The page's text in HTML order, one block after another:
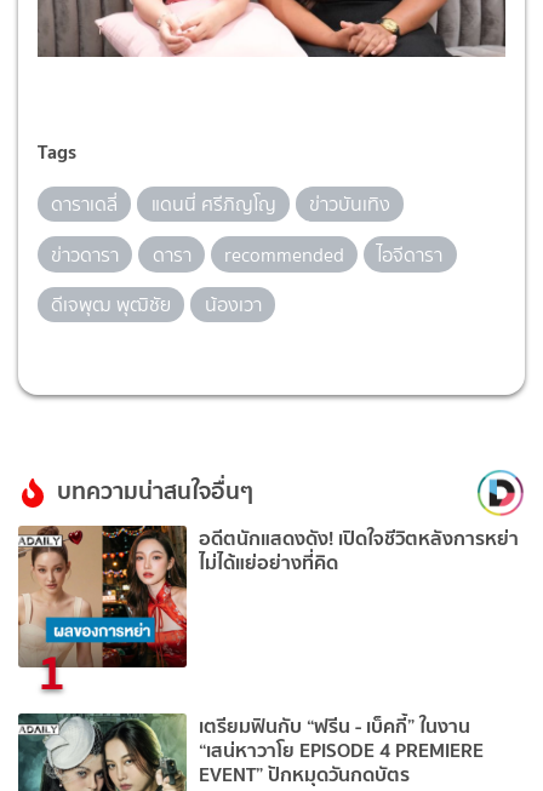
Tags
ดาราเดลี่ แดนนี่ ศรีภิญโญ
ข่าวบันเทิง
ข่าวดารา
ดารา recommended
ไอจีดารา
ดีเจพุฒ พุฒิชัย
น้องเวา
บทความน่าสนใจอื่นๆ
1
อดีตนักแสดงดัง! เปิดใจชีวิตหลังการหย่า
ไม่ได้แย่อย่างที่คิด
เตรียมฟินกับ “ฟรีน - เบ็คกี้” ในงาน
“เสน่หาวาโย EPISODE 4 PREMIERE
EVENT” ปักหมุดวันกดบัตร